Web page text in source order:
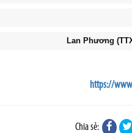
Lan Phương
https://
Chia sẻ: